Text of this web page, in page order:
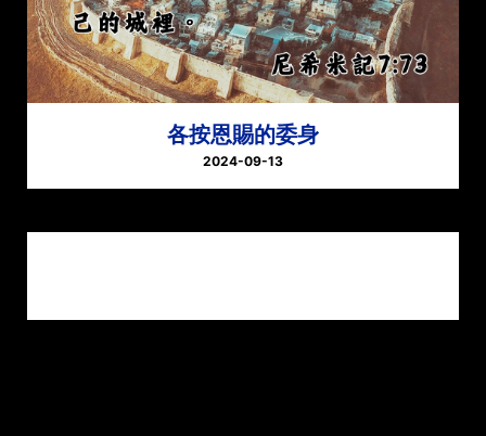
各按恩賜的委身
2024-09-13